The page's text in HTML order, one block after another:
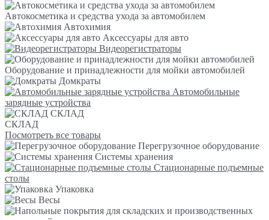
Автокосметика и средства ухода за автомобилем
Автохимия
Аксессуары для авто
Видеорегистраторы
Оборудование и принадлежности для мойки автомобилей
Домкраты
Автомобильные
зарядные устройства
СКЛАД
СКЛАД
Посмотреть все товары
Перегрузочное оборудование
Системы хранения
Стационарные подъемные
столы
Упаковка
Весы